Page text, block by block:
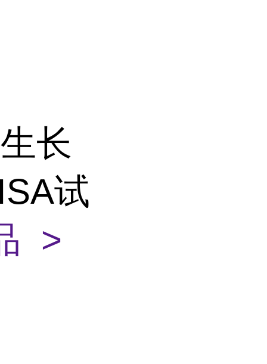
长
试
>